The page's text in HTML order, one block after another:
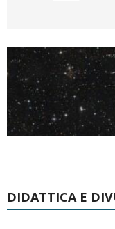
DIDATTICA E